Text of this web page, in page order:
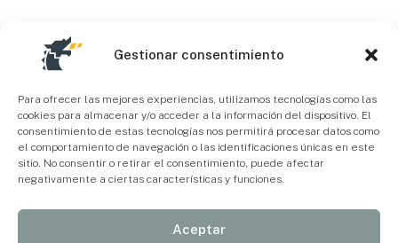
Gestionar consentimiento
Para ofrecer las mejores experiencias, utilizamos tecnologías como las
cookies para almacenar y/o acceder a la información del dispositivo. El
consentimiento de estas tecnologías nos permitirá procesar datos como
el comportamiento de navegación o las identificaciones únicas en este
sitio. No consentir o retirar el consentimiento, puede afectar
negativamente a ciertas características y funciones.
Aceptar
Mapa Web
Accesibilidad